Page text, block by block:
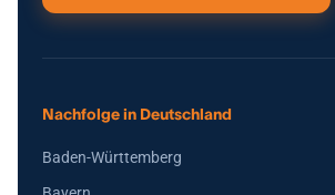
Nachfolge in Deutschland
Baden-Württemberg